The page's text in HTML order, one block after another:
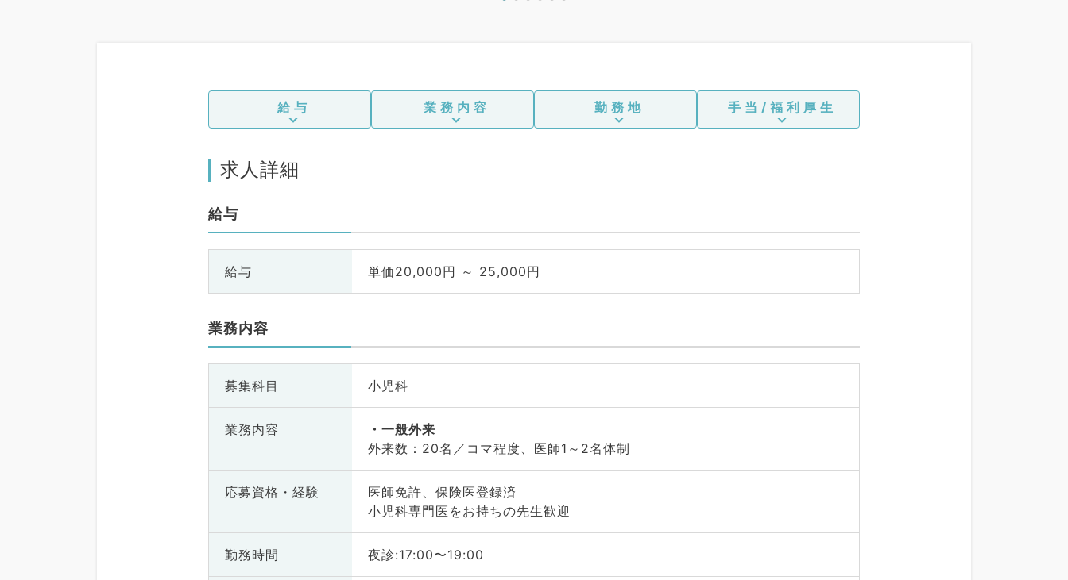
給与 業務内容 勤務地 手当/福利厚生
求人詳細
給与
給与 単価20,000円 ～ 25,000円
業務内容
募集科目 小児科
業務内容
一般外来
外来数：20名／コマ程度、医師1～2名体制
応募資格・ 経験
医師免許、保険医登録済
小児科専門医をお持ちの先生歓迎
勤務時間 夜診:17:00〜19:00